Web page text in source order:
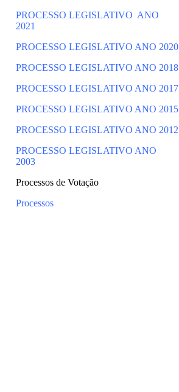
PROCESSO LEGISLATIVO ANO
2021
PROCESSO LEGISLATIVO ANO 2020
PROCESSO LEGISLATIVO ANO 2018
PROCESSO LEGISLATIVO ANO 2017
PROCESSO LEGISLATIVO ANO 2015
PROCESSO LEGISLATIVO ANO 2012
PROCESSO LEGISLATIVO ANO
2003
Processos de Votação
Processos